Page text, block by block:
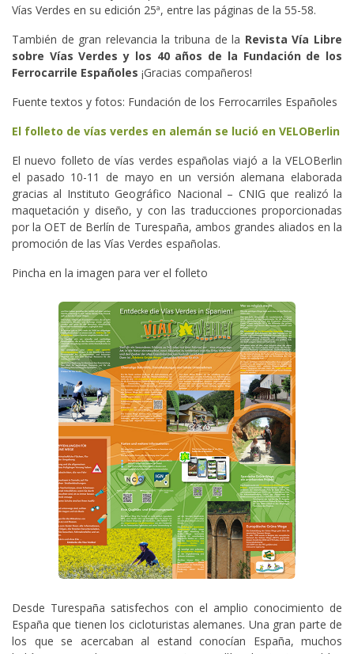
Vías Verdes en su edición 25ª, entre las páginas de la 55-58.
También de gran relevancia la tribuna de la Revista Vía Libre
sobre Vías Verdes y los 40 años de la Fundación de los
Ferrocarrile Españoles ¡Gracias compañeros!
Fuente textos y fotos: Fundación de los Ferrocarriles Españoles
El folleto de vías verdes en alemán se lució en VELOBerlin
El nuevo folleto de vías verdes españolas viajó a la VELOBerlin
el pasado 10-11 de mayo en un versión alemana elaborada
gracias al Instituto Geográfico Nacional – CNIG que realizó la
maquetación y diseño, y con las traducciones proporcionadas
por la OET de Berlín de Turespaña, ambos grandes aliados en la
promoción de las Vías Verdes españolas.
Pincha en la imagen para ver el folleto
Desde Turespaña satisfechos con el amplio conocimiento de
España que tienen los cicloturistas alemanes. Una gran parte de
los que se acercaban al estand conocían España, muchos